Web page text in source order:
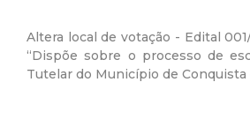
Altera local de votação - Edital
“Dispõe sobre o processo de
Tutelar do Município de Conquista